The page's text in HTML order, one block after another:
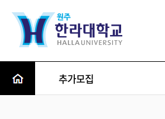
추가모집